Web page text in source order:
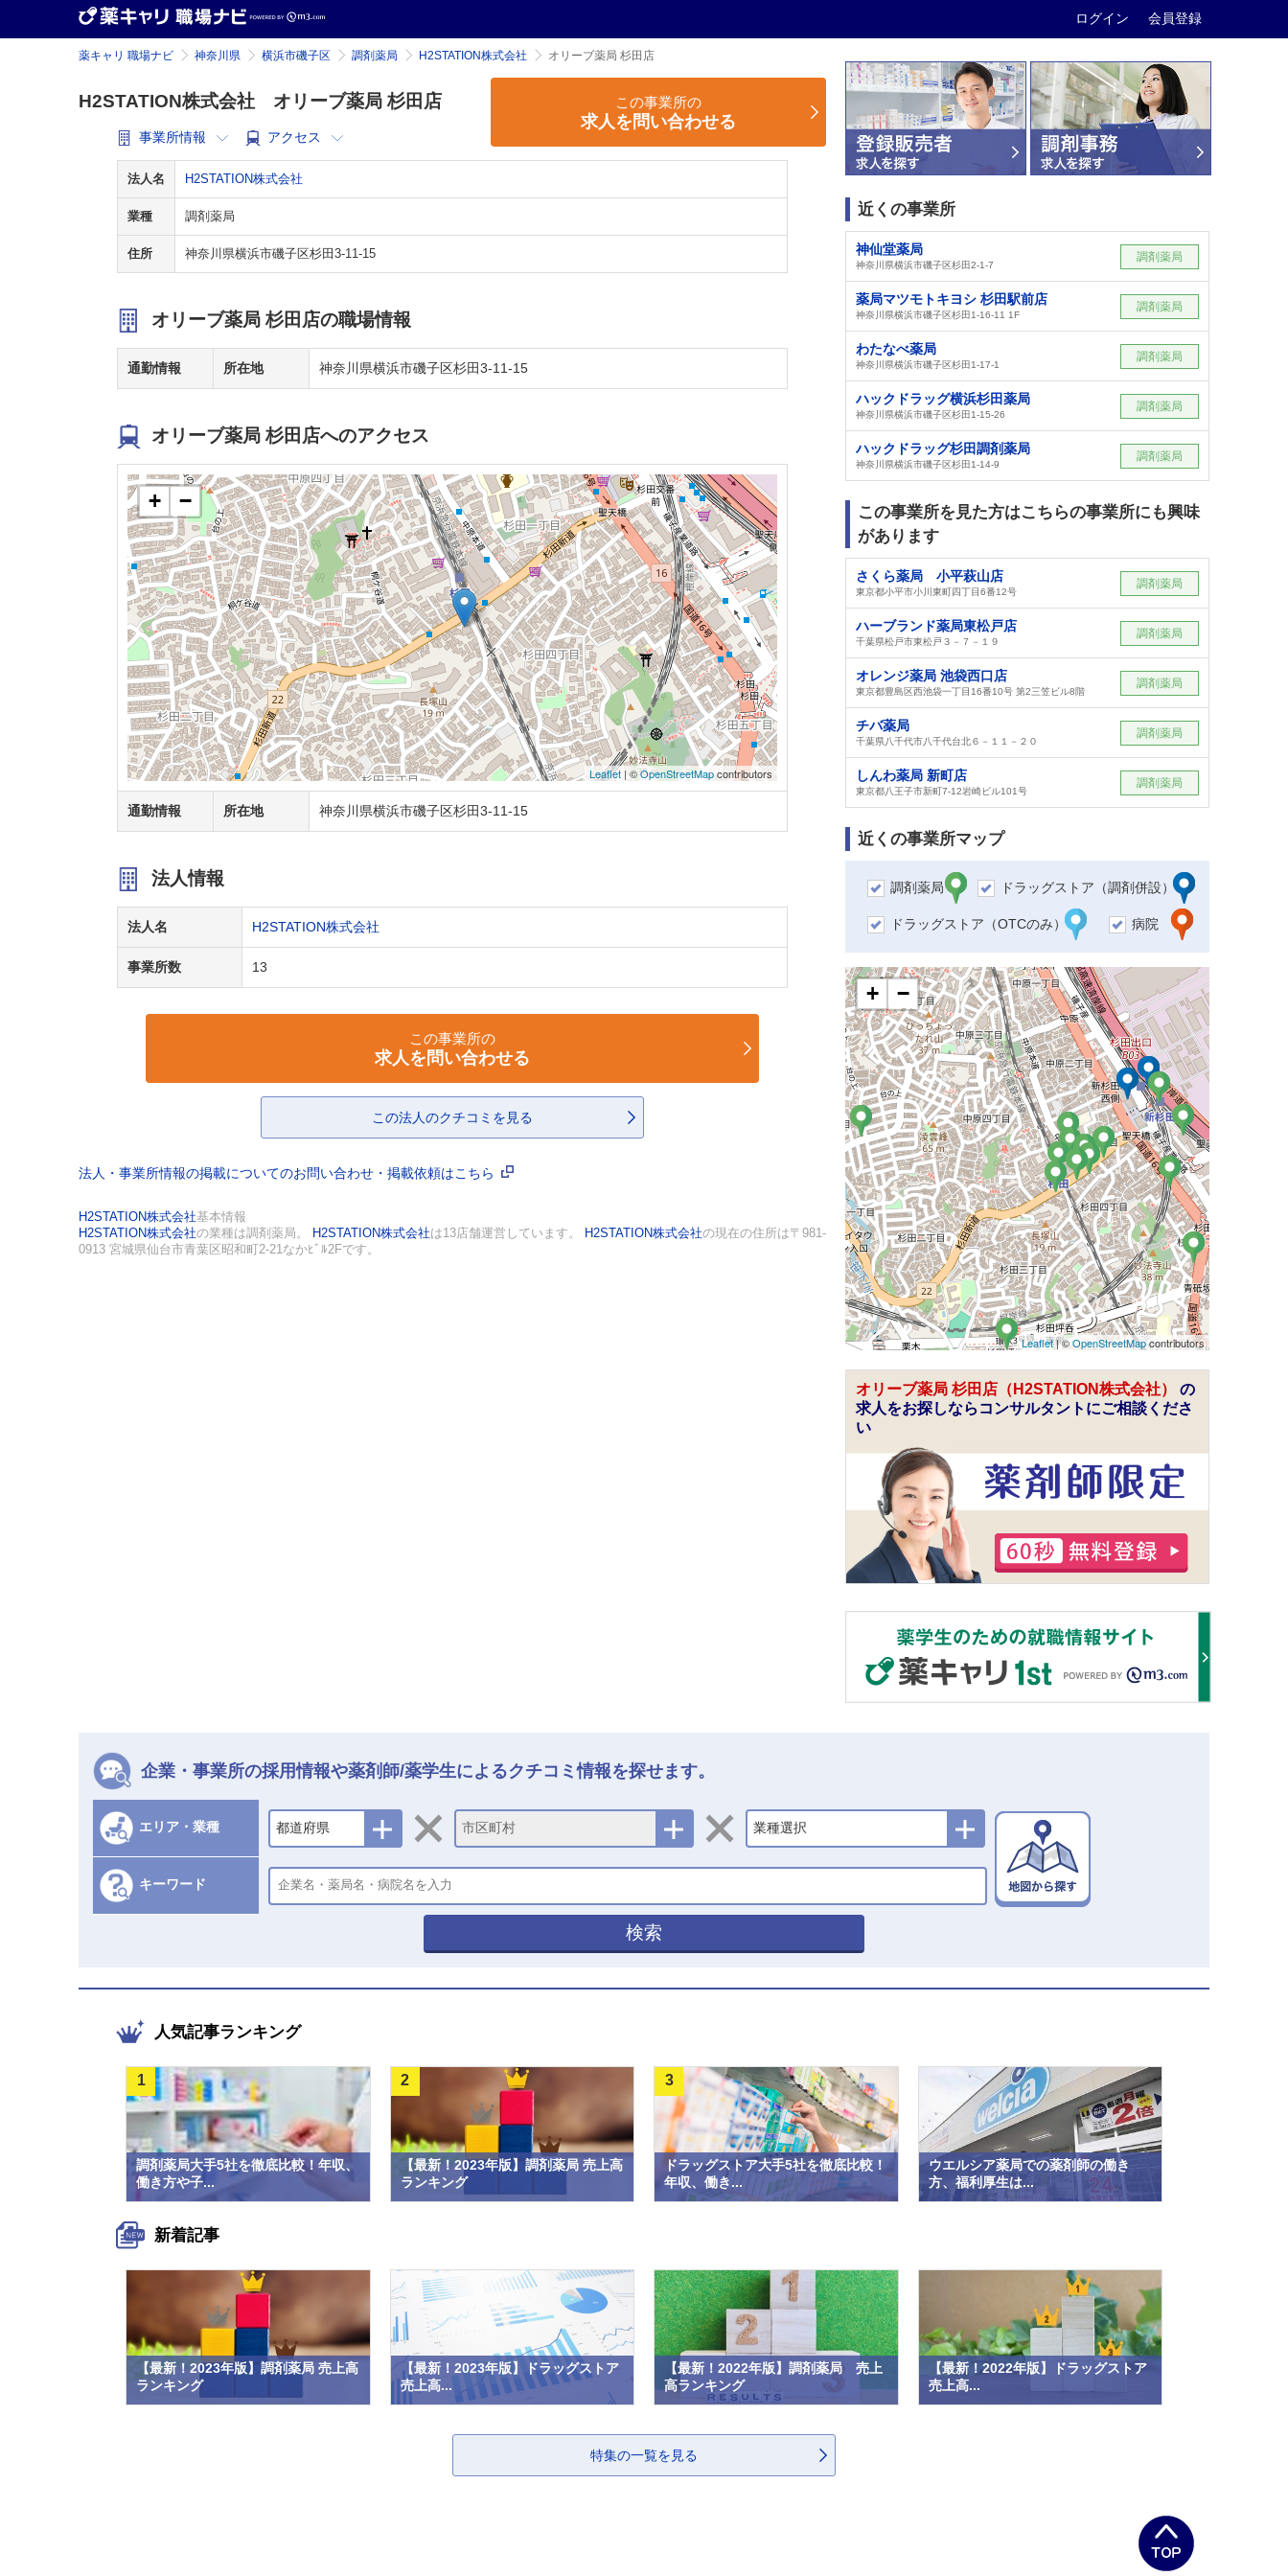
ログイン 会員登録
薬キャリ 職場ナビ 神奈川県 横浜市磯子区 調剤薬局 H2STATION株式会社 オリーブ薬局 杉田店
H2STATION株式会社 オリーブ薬局 杉田店
事業所情報 アクセス
この事業所の
求人を問い合わせる
法人名 H2STATION株式会社
業種 調剤薬局
住所 神奈川県横浜市磯子区杉田3-11-15
オリーブ薬局 杉田店の職場情報
通勤情報 所在地 神奈川県横浜市磯子区杉田3-11-15
オリーブ薬局 杉田店へのアクセス
+ −
Leaflet | ©OpenStreetMapcontributors
通勤情報 所在地 神奈川県横浜市磯子区杉田3-11-15
法人情報
法人名 H2STATION株式会社
事業所数 13
この事業所の
求人を問い合わせる
この法人のクチコミを見る
法人・事業所情報の掲載についてのお問い合わせ・掲載依頼はこちら
H2STATION株式会社基本情報
H2STATION株式会社の業種は調剤薬局。 H2STATION株式会社は13店舗運営しています。 H2STATION株式会社の現在の住所は〒981-
0913 宮城県仙台市青葉区昭和町2-21なかﾋﾞﾙ2Fです。
近くの事業所
神仙堂薬局
神奈川県横浜市磯子区杉田2-1-7
調剤薬局
薬局マツモトキヨシ 杉田駅前店
神奈川県横浜市磯子区杉田1-16-11 1F
調剤薬局
わたなべ薬局
神奈川県横浜市磯子区杉田1-17-1
調剤薬局
ハックドラッグ横浜杉田薬局
神奈川県横浜市磯子区杉田1-15-26
調剤薬局
ハックドラッグ杉田調剤薬局
神奈川県横浜市磯子区杉田1-14-9
調剤薬局
この事業所を見た方はこちらの事業所にも興味
があります
さくら薬局 小平萩山店
東京都小平市小川東町四丁目6番12号
調剤薬局
ハーブランド薬局東松戸店
千葉県松戸市東松戸３－７－１９
調剤薬局
オレンジ薬局 池袋西口店
東京都豊島区西池袋一丁目16番10号 第2三笠ビル8階
調剤薬局
チバ薬局
千葉県八千代市八千代台北６－１１－２０
調剤薬局
しんわ薬局 新町店
東京都八王子市新町7-12岩崎ビル101号
調剤薬局
近くの事業所マップ
調剤薬局 ドラッグストア（調剤併設）
ドラッグストア（OTCのみ） 病院
+ −
Leaflet| ©OpenStreetMapcontributors
オリーブ薬局 杉田店（H2STATION株式会社） の
求人をお探しならコンサルタントにご相談くださ
い
企業・事業所の採用情報や薬剤師/薬学生によるクチコミ情報を探せます。
エリア・業種 都道府県 市区町村 業種選択
キーワード
検索
人気記事ランキング
調剤薬局大手5社を徹底比較！年収、
働き方や子...
1
【最新！2023年版】調剤薬局 売上高
ランキング
2
ドラッグストア大手5社を徹底比較！
年収、働き...
3
ウエルシア薬局での薬剤師の働き
方、福利厚生は...
新着記事
【最新！2023年版】調剤薬局 売上高
ランキング
【最新！2023年版】ドラッグストア
売上高...
【最新！2022年版】調剤薬局 売上
高ランキング
【最新！2022年版】ドラッグストア
売上高...
特集の一覧を見る